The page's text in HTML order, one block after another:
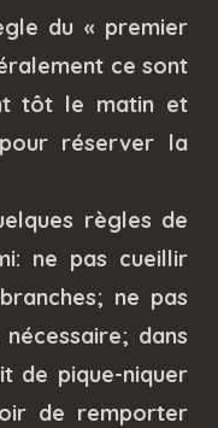
du « premier
ce sont
tôt le matin et
réserver la
règles de
ne pas cueillir
ne pas
dans
de pique-niquer
de remporter